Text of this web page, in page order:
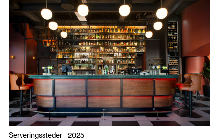
Serveringssteder 2025